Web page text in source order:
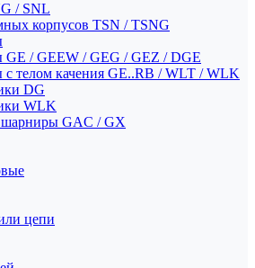
/ SNL
корпусов TSN / TSNG
/ GEEW / GEG / GEZ / DGE
телом качения GE..RB / WLT / WLK
DG
WLK
шарниры GAC / GX
цепи